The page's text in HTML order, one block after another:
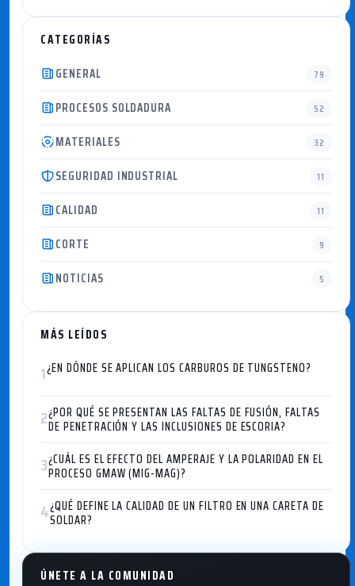
CATEGORÍAS
GENERAL
79
PROCESOS SOLDADURA 52
MATERIALES 32
SEGURIDAD INDUSTRIAL 11
CALIDAD 11
CORTE 9
NOTICIAS 5
MÁS LEÍDOS
1¿EN DÓNDE SE APLICAN LOS CARBUROS DE TUNGSTENO?
2¿POR QUÉ SE PRESENTAN LAS FALTAS DE FUSIÓN, FALTAS
DE PENETRACIÓN Y LAS INCLUSIONES DE ESCORIA?
3¿CUÁL ES EL EFECTO DEL AMPERAJE Y LA POLARIDAD EN EL
PROCESO GMAW (MIG-MAG)?
4¿QUÉ DEFINE LA CALIDAD DE UN FILTRO EN UNA CARETA DE
SOLDAR?
ÚNETE A LA COMUNIDAD